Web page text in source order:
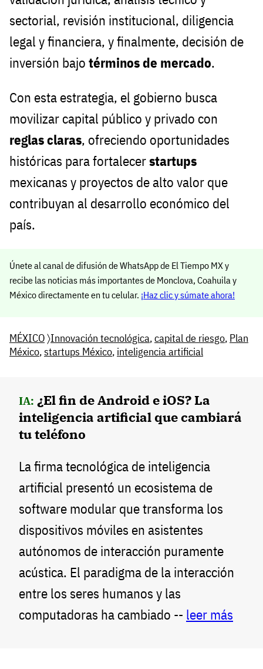
sectorial, revisión institucional, diligencia
legal y financiera, y finalmente, decisión de
inversión bajo términos de mercado.
Con esta estrategia, el gobierno busca
movilizar capital público y privado con
reglas claras, ofreciendo oportunidades
históricas para fortalecerstartups
mexicanas y proyectos de alto valor que
contribuyan al desarrollo económico del
país.
Únete al canal de difusión de WhatsApp de El Tiempo MX y
recibe las noticias más importantes de Monclova, Coahuila y
México directamente en tu celular. ¡Haz clic y súmate ahora!
MÉXICO〉Innovación tecnológica,capital de riesgo, Plan
México,startups México, inteligencia artificial
IA: ¿El fin de Android e iOS? La
inteligencia artificial que cambiará
tu teléfono
La firma tecnológica de inteligencia
artificial presentó un ecosistema de
software modular que transforma los
dispositivos móviles en asistentes
autónomos de interacción puramente
acústica. El paradigma de la interacción
entre los seres humanos y las
computadoras ha cambiado -- leer más